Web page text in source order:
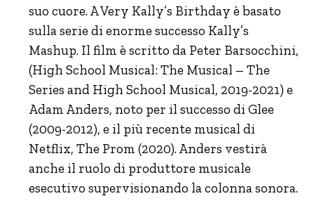
suo cuore. A Very Kally’s Birthday è basato
sulla serie di enorme successo Kally’s
Mashup. Il film è scritto da Peter Barsocchini,
(High School Musical: The Musical – The
Series and High School Musical, 2019-2021) e
Adam Anders, noto per il successo di Glee
(2009-2012), e il più recente musical di
Netflix, The Prom (2020). Anders vestirà
anche il ruolo di produttore musicale
esecutivo supervisionando la colonna sonora.